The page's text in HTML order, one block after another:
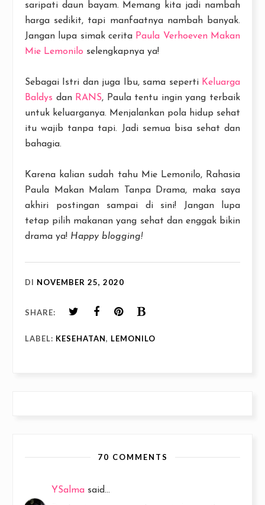
saripati daun bayam. Memang kita jadi nambah
harga sedikit, tapi manfaatnya nambah banyak.
Jangan lupa simak cerita Paula Verhoeven Makan
Mie Lemonilo selengkapnya ya!
Sebagai Istri dan juga Ibu, sama seperti Keluarga
Baldys dan RANS, Paula tentu ingin yang terbaik
untuk keluarganya. Menjalankan pola hidup sehat
itu wajib tanpa tapi. Jadi semua bisa sehat dan
bahagia.
Karena kalian sudah tahu Mie Lemonilo, Rahasia
Paula Makan Malam Tanpa Drama, maka saya
akhiri postingan sampai di sini! Jangan lupa
tetap pilih makanan yang sehat dan enggak bikin
drama ya! Happy blogging!
DI NOVEMBER 25, 2020
SHARE:
LABEL: KESEHATAN, LEMONILO
70 COMMENTS
YSalma said...